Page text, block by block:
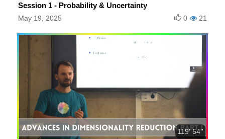
Session 1 - Probability & Uncertainty
May 19, 2025 21
0
119' 54''